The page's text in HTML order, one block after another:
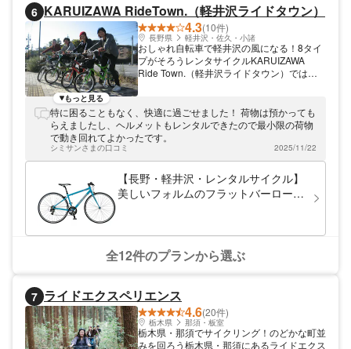
6 KARUIZAWA RideTown.（軽井沢ライドタウン）
4.3(10件)
長野県 軽井沢・佐久・小諸
おしゃれ自転車で軽井沢の風になる！8タイ
プがそろうレンタサイクルKARUIZAWA
Ride Town.（軽井沢ライドタウン）では、
転車など、8タイプから選べるレンタサイク
ルを提供しています。気軽にトライできる2
時間プランから、キャンプや宿泊にも対応で
きる数日間プランまで、コースはさまざまで
す。
もっと見る
特に困ることもなく、快適に過ごせました！ 荷物は預かっても
らえましたし、ヘルメットもレンタルできたので最小限の荷物
で動き回れてよかったです。
シミサンさまの口コミ 2025/11/22
【長野・軽井沢・レンタルサイクル】
美しいフォルムのフラットバーロード
全12件のプランから選ぶ
7 ライドエクスペリエンス
4.6(20件)
栃木県 那須・板室
栃木県・那須でサイクリング！のどかな町並
みを回ろう栃木県・那須にあるライドエクス